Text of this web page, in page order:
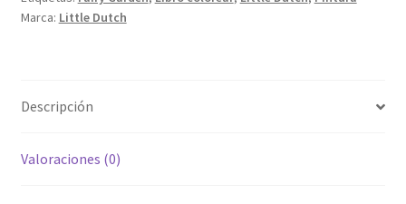
Marca: Little Dutch
Descripción
Valoraciones (0)